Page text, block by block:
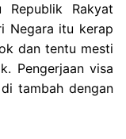
Rakyat
Negara itu kerap
dan tentu mesti
Pengerjaan visa
tambah dengan